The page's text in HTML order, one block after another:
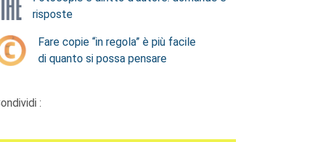
risposte
Fare copie “in regola” è più facile
di quanto si possa pensare
: